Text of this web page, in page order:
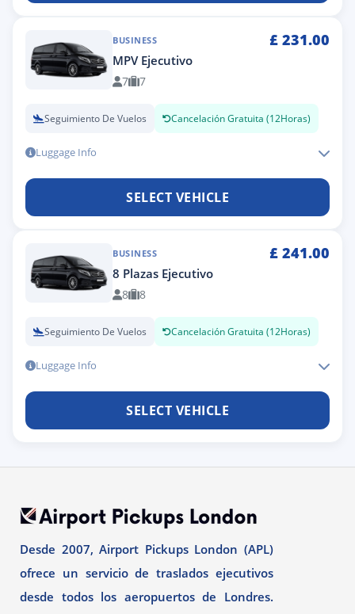
BUSINESS £ 231.00
MPV Ejecutivo
7 7
Seguimiento De Vuelos Cancelación Gratuita (12Horas)
Luggage Info
SELECT VEHICLE
BUSINESS £ 241.00
8 Plazas Ejecutivo
8 8
Seguimiento De Vuelos Cancelación Gratuita (12Horas)
Luggage Info
SELECT VEHICLE
Desde 2007, Airport Pickups London (APL)
ofrece un servicio de traslados ejecutivos
desde todos los aeropuertos de Londres.